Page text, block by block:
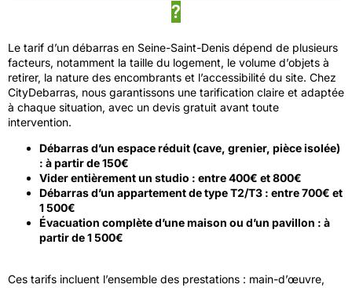
?
Le tarif d’un débarras en Seine-Saint-Denis dépend de plusieurs
facteurs, notamment la taille du logement, le volume d’objets à
retirer, la nature des encombrants et l’accessibilité du site. Chez
CityDebarras, nous garantissons une tarification claire et adaptée
à chaque situation, avec un devis gratuit avant toute
intervention.
Débarras d’un espace réduit (cave, grenier, pièce isolée)
: à partir de 150€
Vider entièrement un studio : entre 400€ et 800€
Débarras d’un appartement de type T2/T3 : entre 700€ et
1 500€
Évacuation complète d’une maison ou d’un pavillon : à
partir de 1 500€
Ces tarifs incluent l’ensemble des prestations : main-d’œuvre,